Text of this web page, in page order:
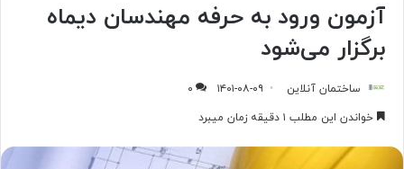
آزمون ورود به حرفه مهندسان دیماه
برگزار می‌شود
ساختمان آنلاین ۱۴۰۱-۰۸-۰۹
۰
خواندن این مطلب ۱ دقیقه زمان میبرد